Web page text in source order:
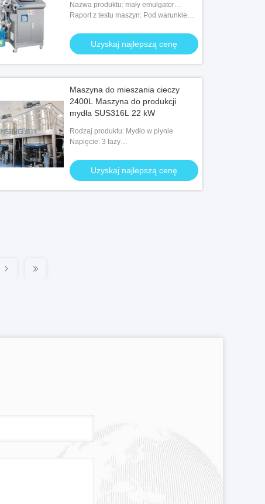
Nazwa produktu: mały emulgator
laboratoryjny
Raport z testu maszyn: Pod warunkiem,
Uzyskaj najlepszą cenę
Maszyna do mieszania cieczy
2400L Maszyna do produkcji
mydła SUS316L 22 kW
Rodzaj produktu: Mydło w płynie
Napięcie: 3 fazy
Uzyskaj najlepszą cenę